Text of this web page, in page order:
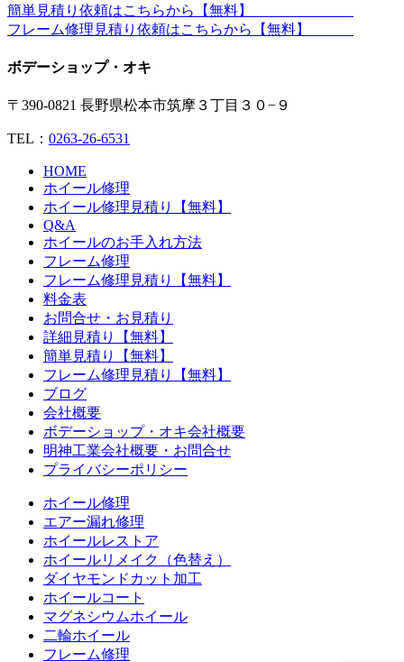
簡単見積り依頼はこちらから【無料】
フレーム修理見積り依頼はこちらから【無料】
ボデーショップ・オキ
〒390-0821 長野県松本市筑摩３丁目３０−９
TEL： 0263-26-6531
HOME
ホイール修理
ホイール修理見積り【無料】
Q&A
ホイールのお手入れ方法
フレーム修理
フレーム修理見積り【無料】
料金表
お問合せ・お見積り
詳細見積り【無料】
簡単見積り【無料】
フレーム修理見積り【無料】
ブログ
会社概要
ボデーショップ・オキ会社概要
明神工業会社概要・お問合せ
プライバシーポリシー
ホイール修理
エアー漏れ修理
ホイールレストア
ホイールリメイク（色替え）
ダイヤモンドカット加工
ホイールコート
マグネシウムホイール
二輪ホイール
フレーム修理